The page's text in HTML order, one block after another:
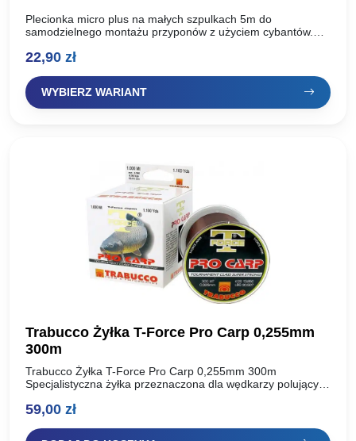
Plecionka micro plus na małych szpulkach 5m do
samodzielnego montażu przyponów z użyciem cybantów.
22,90 zł
WYBIERZ WARIANT
Trabucco Żyłka T-Force Pro Carp 0,255mm
300m
Trabucco Żyłka T-Force Pro Carp 0,255mm 300m
Specjalistyczna żyłka przeznaczona dla wędkarzy polujących
przetarcia, a więc idealna…
59,00 zł